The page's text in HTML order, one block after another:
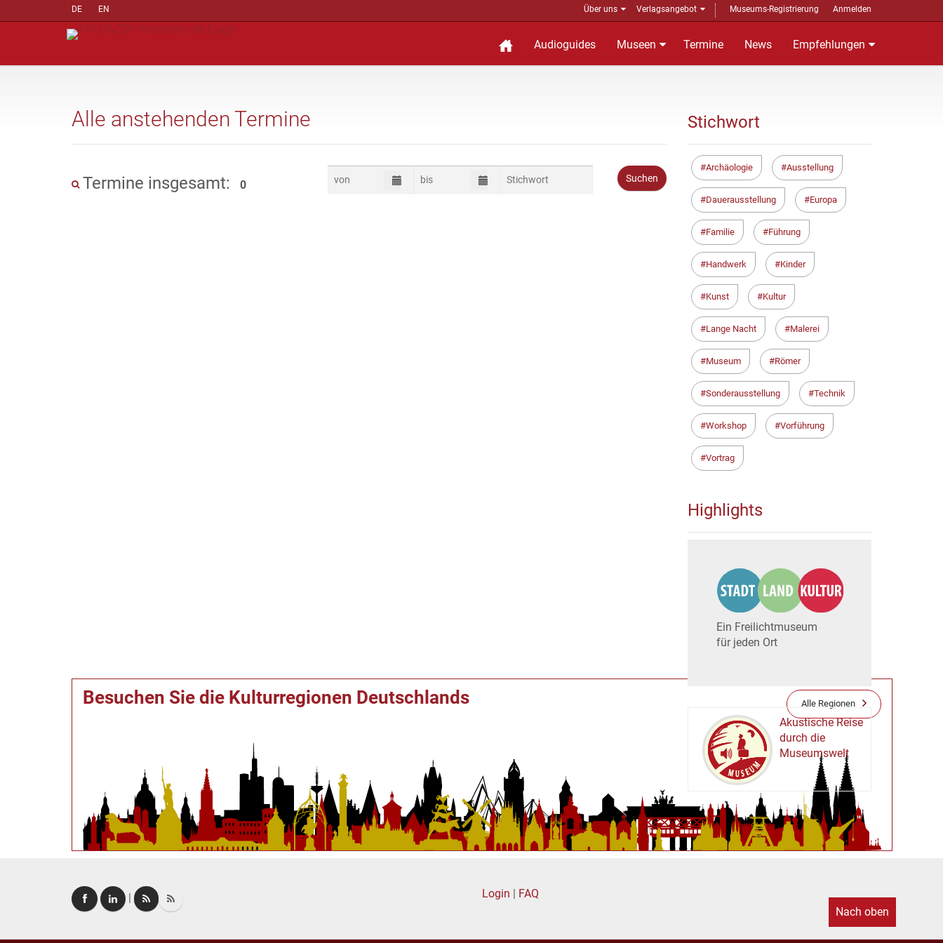
DE EN Über uns Verlagsangebot Museums-Registrierung Anmelden
Audioguides Museen Termine News Empfehlungen
Alle anstehenden Termine
Termine insgesamt: 0
Besuchen Sie die Kulturregionen Deutschlands Alle Regionen
Stichwort
Archäologie Ausstellung
Dauerausstellung Europa
Familie Führung
Handwerk Kinder
Kunst Kultur
Lange Nacht Malerei
Museum Römer
Sonderausstellung Technik
Workshop Vorführung
Vortrag
Highlights
Ein Freilichtmuseum
für jeden Ort
MUSEUM
Akustische Reise
durch die
Museumswelt
Login | FAQ
Nach oben